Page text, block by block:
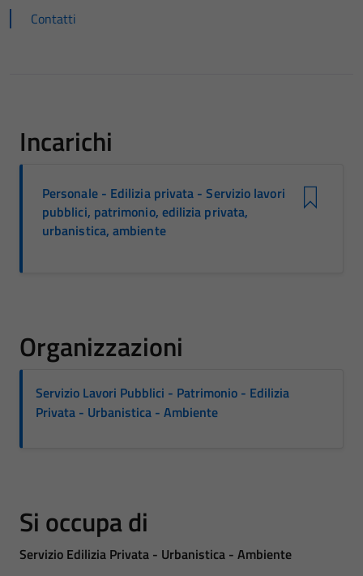
Contatti
Incarichi
Personale - Edilizia privata - Servizio lavori
pubblici, patrimonio, edilizia privata,
urbanistica, ambiente
Organizzazioni
Servizio Lavori Pubblici - Patrimonio - Edilizia
Privata - Urbanistica - Ambiente
Si occupa di
Servizio Edilizia Privata - Urbanistica - Ambiente